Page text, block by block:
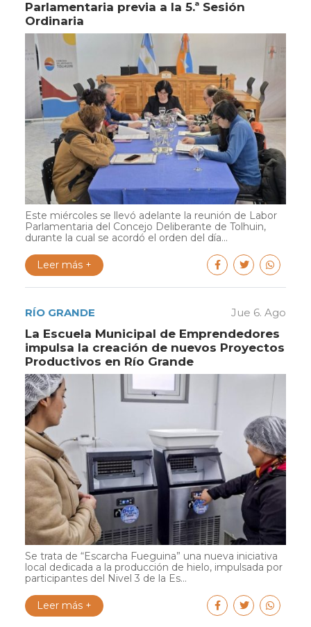
Parlamentaria previa a la 5.ª Sesión
Ordinaria
Este miércoles se llevó adelante la reunión de Labor
Parlamentaria del Concejo Deliberante de Tolhuin,
durante la cual se acordó el orden del día...
Leer más +
RÍO GRANDE Jue 6. Ago
La Escuela Municipal de Emprendedores
impulsa la creación de nuevos Proyectos
Productivos en Río Grande
Se trata de “Escarcha Fueguina” una nueva iniciativa
local dedicada a la producción de hielo, impulsada por
participantes del Nivel 3 de la Es...
Leer más +